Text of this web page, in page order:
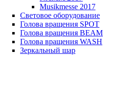
Musikmesse 2017
Световое оборудование
Голова вращения SPOT
Голова вращения BEAM
Голова вращения WASH
Зеркальный шар